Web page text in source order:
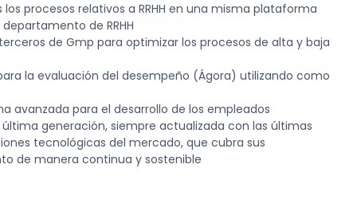
procesos relativos a RRHH en una misma plataforma
de RRHH
de Gmp para optimizar los procesos de alta y baja
la evaluación del desempeño (Ágora) utilizando como
avanzada para el desarrollo de los empleados
generación, siempre actualizada con las últimas
tecnológicas del mercado, que cubra sus
de manera continua y sostenible